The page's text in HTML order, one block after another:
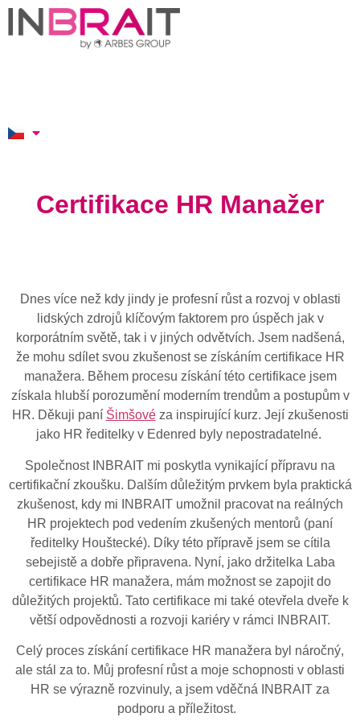
Certifikace HR Manažer
Dnes více než kdy jindy je profesní růst a rozvoj v oblasti
lidských zdrojů klíčovým faktorem pro úspěch jak v
korporátním světě, tak i v jiných odvětvích. Jsem nadšená,
že mohu sdílet svou zkušenost se získáním certifikace HR
manažera. Během procesu získání této certifikace jsem
získala hlubší porozumění moderním trendům a postupům v
HR. Děkuji paní Šimšovéza inspirující kurz. Její zkušenosti
jako HR ředitelky v Edenred byly nepostradatelné.
Společnost INBRAIT mi poskytla vynikající přípravu na
certifikační zkoušku. Dalším důležitým prvkem byla praktická
zkušenost, kdy mi INBRAIT umožnil pracovat na reálných
HR projektech pod vedením zkušených mentorů (paní
ředitelky Houštecké). Díky této přípravě jsem se cítila
sebejistě a dobře připravena. Nyní, jako držitelka Laba
certifikace HR manažera, mám možnost se zapojit do
důležitých projektů. Tato certifikace mi také otevřela dveře k
větší odpovědnosti a rozvoji kariéry v rámci INBRAIT.
Celý proces získání certifikace HR manažera byl náročný,
ale stál za to. Můj profesní růst a moje schopnosti v oblasti
HR se výrazně rozvinuly, a jsem vděčná INBRAIT za
podporu a příležitost.